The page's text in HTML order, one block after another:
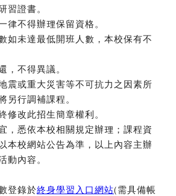
習證書。
律不得辦理保留資格。
如未達最低開班人數，本校保有不
，不得異議。
震或重大災害等不可抗力之因素所
另行調補課程。
修改此招生簡章權利。
，悉依本校相關規定辦理；課程資
本校網站公告為準，以上內容主辦
動內容。
登錄於終身學習入口網站(需具備帳